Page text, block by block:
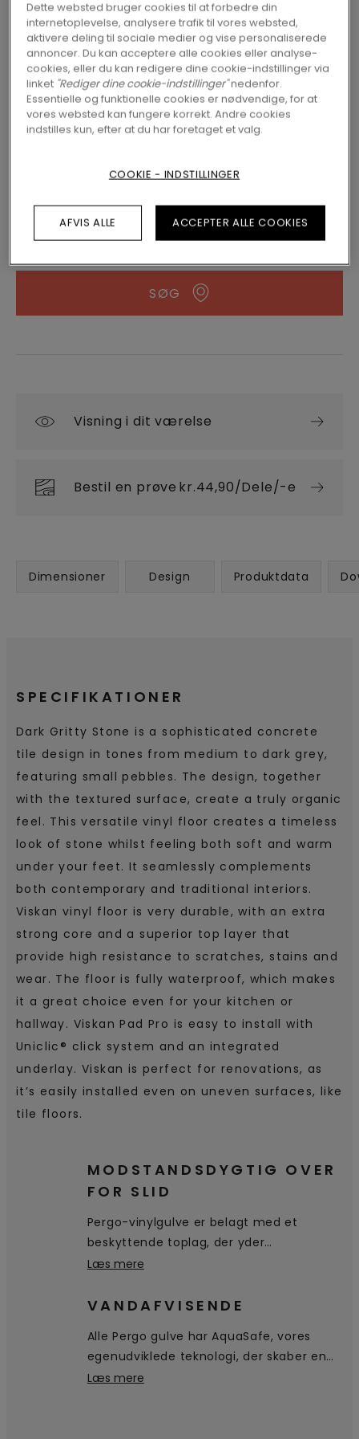
366,00kr./m²
Vejledende pris
Tilgængelig i2 varianter
FIND EN FORHANDLER I NÆRHEDEN AF
DIG
virkeligheden? Har du stadigvæk nogle
nærheden.
SØG
Visning i dit værelse
Bestil en prøve kr.44,90/Dele/-e
Dimensioner Design Produktdata
SPECIFIKATIONER
Dark Gritty Stone is a sophisticated concrete
tile design in tones from medium to dark grey,
featuring small pebbles. The design, together
with the textured surface, create a truly organic
feel. This versatile vinyl floor creates a timeless
look of stone whilst feeling both soft and warm
under your feet. It seamlessly complements
both contemporary and traditional interiors.
Viskan vinyl floor is very durable, with an extra
strong core and a superior top layer that
provide high resistance to scratches, stains and
wear. The floor is fully waterproof, which makes
it a great choice even for your kitchen or
hallway. Viskan Pad Pro is easy to install with
Uniclic® click system and an integrated
underlay. Viskan is perfect for renovations, as
it’s easily installed even on uneven surfaces, like
tile floors.
MODSTANDSDYGTIG OVER
FOR SLID
Pergo-vinylgulve er belagt med et
beskyttende toplag, der yder
fremragende beskyttelse mod pletter og
Læs mere
VANDAFVISENDE
Alle Pergo gulve har AquaSafe, vores
egenudviklede teknologi, der skaber en
forseglet, 100 % vandtæt overflade hele
Læs mere
Dette websted bruger cookies til at forbedre din
internetoplevelse, analysere trafik til vores websted,
aktivere deling til sociale medier og vise personaliserede
annoncer. Du kan acceptere alle cookies eller analyse-
cookies, eller du kan redigere dine cookie-indstillinger via
linket "Rediger dine cookie-indstillinger"nedenfor.
Essentielle og funktionelle cookies er nødvendige, for at
vores websted kan fungere korrekt. Andre cookies
indstilles kun, efter at du har foretaget et valg.
COOKIE - INDSTILLINGER
AFVIS ALLE ACCEPTER ALLE COOKIES